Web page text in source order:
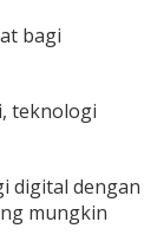
bagi
teknologi
digital dengan
mungkin